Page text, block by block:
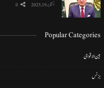
اکتوبر 19, 2025 0
Popular Categories
بین الاقوامی
بزنس